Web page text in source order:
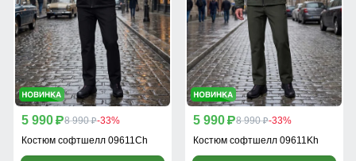
5 990 p8 990 p-33%
Костюм софтшелл 09611Ch
5 990 p8 990 p-33%
Костюм софтшелл 09611Kh